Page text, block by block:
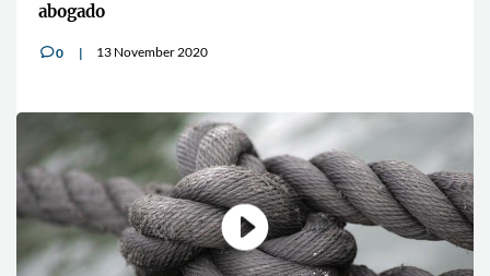
abogado
v0 13 November 2020